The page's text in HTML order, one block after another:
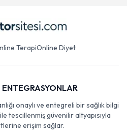
TerapiOnline Diyet
ENTEGRASYONLAR
onaylı ve entegreli bir sağlık bilgi
tescillenmiş güvenilir altyapısıyla
erişim sağlar.